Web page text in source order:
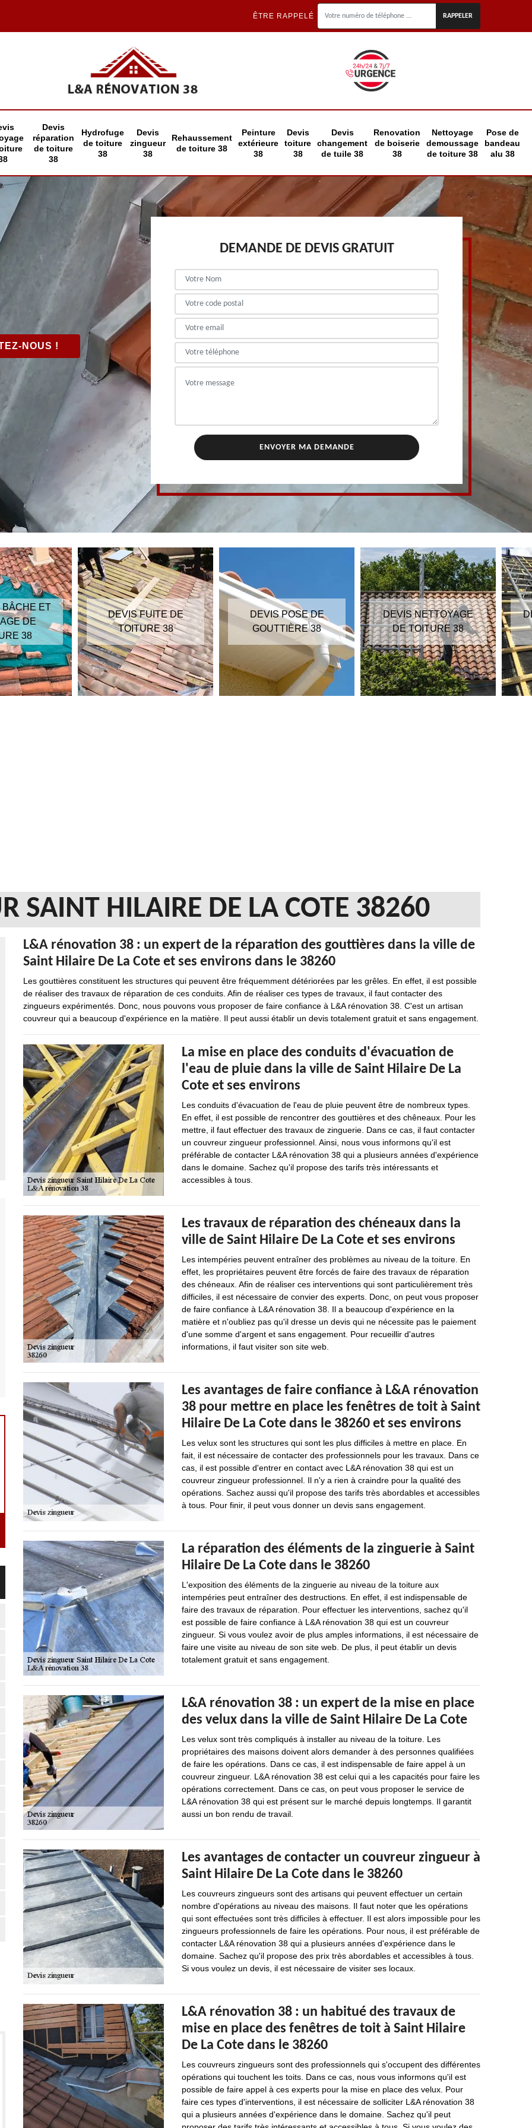
ÊTRE RAPPELÉ
Devis
réparation
de toiture
38
Hydrofuge
de toiture
38
Devis
zingueur
38
Rehaussement
de toiture 38
Peinture
extérieure
38
Devis
toiture
38
Devis
changement
de tuile 38
Renovation
de boiserie
38
Nettoyage
demoussage
de toiture 38
Pose de
bandeau
alu 38
NOUS !
DEMANDE DE DEVIS GRATUIT
BÂCHE ET
DE
38
DEVIS FUITE DE
TOITURE 38
DEVIS POSE DE
GOUTTIÈRE 38
DEVIS NETTOYAGE
DE TOITURE 38
SAINT HILAIRE DE LA COTE 38260
L&A rénovation 38 : un expert de la réparation des gouttières dans la ville de
Saint Hilaire De La Cote et ses environs dans le 38260
Les gouttières constituent les structures qui peuvent être fréquemment détériorées par les grêles. En effet, il est possible
de réaliser des travaux de réparation de ces conduits. Afin de réaliser ces types de travaux, il faut contacter des
zingueurs expérimentés. Donc, nous pouvons vous proposer de faire confiance à L&A rénovation 38. C'est un artisan
couvreur qui a beaucoup d'expérience en la matière. Il peut aussi établir un devis totalement gratuit et sans engagement.
La mise en place des conduits d'évacuation de
l'eau de pluie dans la ville de Saint Hilaire De La
Cote et ses environs
Les conduits d'évacuation de l'eau de pluie peuvent être de nombreux types.
En effet, il est possible de rencontrer des gouttières et des chêneaux. Pour les
mettre, il faut effectuer des travaux de zinguerie. Dans ce cas, il faut contacter
un couvreur zingueur professionnel. Ainsi, nous vous informons qu'il est
préférable de contacter L&A rénovation 38 qui a plusieurs années d'expérience
dans le domaine. Sachez qu'il propose des tarifs très intéressants et
accessibles à tous.
Les travaux de réparation des chéneaux dans la
ville de Saint Hilaire De La Cote et ses environs
Les intempéries peuvent entraîner des problèmes au niveau de la toiture. En
effet, les propriétaires peuvent être forcés de faire des travaux de réparation
des chéneaux. Afin de réaliser ces interventions qui sont particulièrement très
difficiles, il est nécessaire de convier des experts. Donc, on peut vous proposer
de faire confiance à L&A rénovation 38. Il a beaucoup d'expérience en la
matière et n'oubliez pas qu'il dresse un devis qui ne nécessite pas le paiement
d'une somme d'argent et sans engagement. Pour recueillir d'autres
informations, il faut visiter son site web.
Les avantages de faire confiance à L&A rénovation
38 pour mettre en place les fenêtres de toit à Saint
Hilaire De La Cote dans le 38260 et ses environs
Les velux sont les structures qui sont les plus difficiles à mettre en place. En
fait, il est nécessaire de contacter des professionnels pour les travaux. Dans ce
cas, il est possible d'entrer en contact avec L&A rénovation 38 qui est un
couvreur zingueur professionnel. Il n'y a rien à craindre pour la qualité des
opérations. Sachez aussi qu'il propose des tarifs très abordables et accessibles
à tous. Pour finir, il peut vous donner un devis sans engagement.
La réparation des éléments de la zinguerie à Saint
Hilaire De La Cote dans le 38260
L'exposition des éléments de la zinguerie au niveau de la toiture aux
intempéries peut entraîner des destructions. En effet, il est indispensable de
faire des travaux de réparation. Pour effectuer les interventions, sachez qu'il
est possible de faire confiance à L&A rénovation 38 qui est un couvreur
zingueur. Si vous voulez avoir de plus amples informations, il est nécessaire de
faire une visite au niveau de son site web. De plus, il peut établir un devis
totalement gratuit et sans engagement.
L&A rénovation 38 : un expert de la mise en place
des velux dans la ville de Saint Hilaire De La Cote
Les velux sont très compliqués à installer au niveau de la toiture. Les
propriétaires des maisons doivent alors demander à des personnes qualifiées
de faire les opérations. Dans ce cas, il est indispensable de faire appel à un
couvreur zingueur. L&A rénovation 38 est celui qui a les capacités pour faire les
opérations correctement. Dans ce cas, on peut vous proposer le service de
L&A rénovation 38 qui est présent sur le marché depuis longtemps. Il garantit
aussi un bon rendu de travail.
Les avantages de contacter un couvreur zingueur à
Saint Hilaire De La Cote dans le 38260
Les couvreurs zingueurs sont des artisans qui peuvent effectuer un certain
nombre d'opérations au niveau des maisons. Il faut noter que les opérations
qui sont effectuées sont très difficiles à effectuer. Il est alors impossible pour les
zingueurs professionnels de faire les opérations. Pour nous, il est préférable de
contacter L&A rénovation 38 qui a plusieurs années d'expérience dans le
domaine. Sachez qu'il propose des prix très abordables et accessibles à tous.
Si vous voulez un devis, il est nécessaire de visiter ses locaux.
L&A rénovation 38 : un habitué des travaux de
mise en place des fenêtres de toit à Saint Hilaire
De La Cote dans le 38260
Les couvreurs zingueurs sont des professionnels qui s'occupent des différentes
opérations qui touchent les toits. Dans ce cas, nous vous informons qu'il est
possible de faire appel à ces experts pour la mise en place des velux. Pour
faire ces types d'interventions, il est nécessaire de solliciter L&A rénovation 38
qui a plusieurs années d'expérience dans le domaine. Sachez qu'il peut